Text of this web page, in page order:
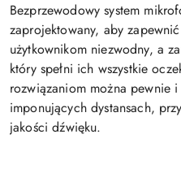
Bezprzewodowy system
zaprojektowany, aby
użytkownikom niezwodny, a
który spełni ich wszystkie
rozwiązaniom można pewnie
imponujących dystansach,
jakości dźwięku.